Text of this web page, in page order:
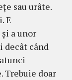
sau urâte.
E
a unor
de­cât când
Trebuie doar